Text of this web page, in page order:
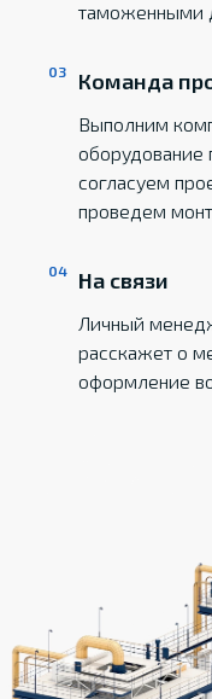
таможенными
Команда
Выполним
оборудование
согласуем
проведем
На связи
Личный
расскажет о
оформление